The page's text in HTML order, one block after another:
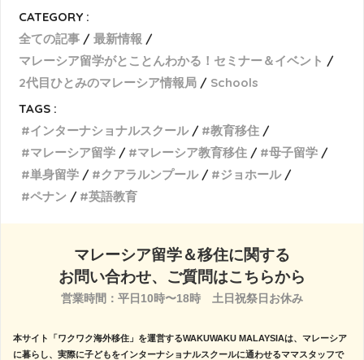
CATEGORY :
全ての記事
最新情報
マレーシア留学がとことんわかる！セミナー＆イベント
2代目ひとみのマレーシア情報局
Schools
TAGS :
インターナショナルスクール
教育移住
マレーシア留学
マレーシア教育移住
母子留学
単身留学
クアラルンプール
ジョホール
ペナン
英語教育
マレーシア留学＆移住に関する
お問い合わせ、ご質問はこちらから
営業時間：平日10時〜18時　土日祝祭日お休み
本サイト「ワクワク海外移住」を運営するWAKUWAKU MALAYSIAは、マレーシア
に暮らし、実際に子どもをインターナショナルスクールに通わせるママスタッフで